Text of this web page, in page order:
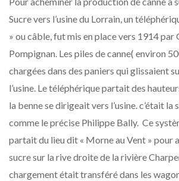
Sucre vers l’usine du Lorrain, un
» ou câble, fut mis en place vers 1914 par
Pompignan. Les piles de canne( environ
chargées dans des paniers qui glissaient
l’usine. Le téléphérique partait des
la benne se dirigeait vers l’usine. c’était
comme le précise Philippe Bally. Ce
partait du lieu dit « Morne au Vent » pour
sucre sur la rive droite de la rivière
chargement était transféré dans les